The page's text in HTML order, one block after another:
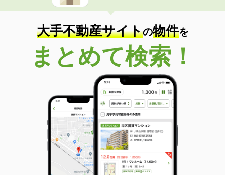
大手不動産サイトの物件を
まとめて検索！